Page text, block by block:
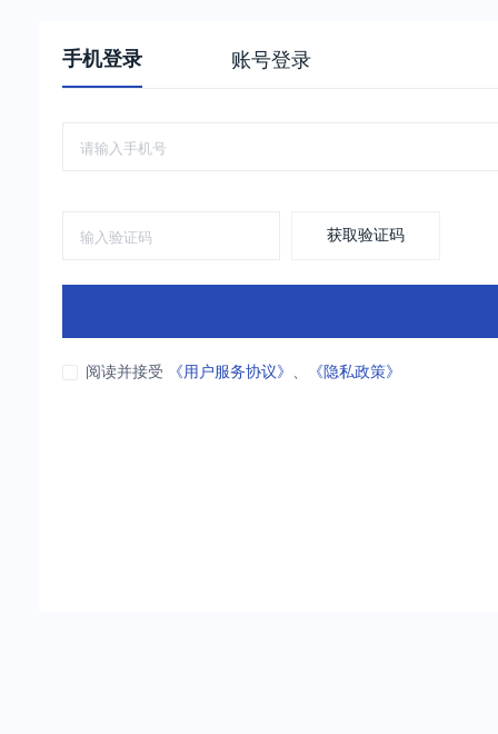
手机登录 账号登录
获取验证码
阅读并接受 《用户服务协议》 、 《隐私政策》